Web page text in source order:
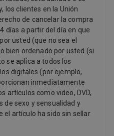
los clientes en la Unión
de cancelar la compra
días a partir del día en que
usted (que no sea el
bien ordenado por usted (si
se aplica a todos los
digitales (por ejemplo,
inmediatamente
artículos como video, DVD,
de sexo y sensualidad y
artículo ha sido sin sellar